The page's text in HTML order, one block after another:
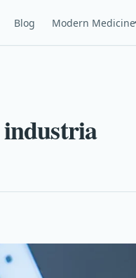
Blog Modern Medicine
industria